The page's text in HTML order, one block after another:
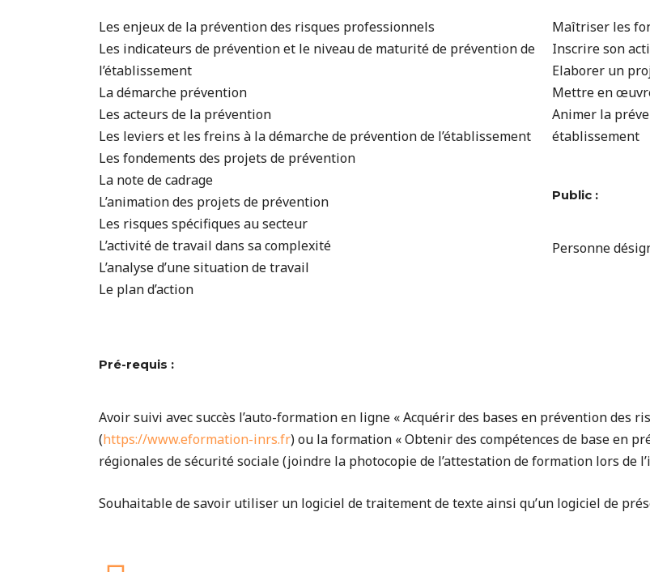
Les enjeux de la prévention des risques professionnels
Les indicateurs de prévention et le niveau de maturité de prévention de
l’établissement
La démarche prévention
Les acteurs de la prévention
Les leviers et les freins à la démarche de prévention de l’établissement
Les fondements des projets de prévention
La note de cadrage
L’animation des projets de prévention
Les risques spécifiques au secteur
L’activité de travail dans sa complexité
L’analyse d’une situation de travail
Le plan d’action
Maîtriser les
Inscrire son
Elaborer un
Mettre en
Animer la
établissement
Public :
Personne
Pré-requis :
Avoir suivi avec succès l’auto-formation en ligne « Acquérir des bases en prévention des
(https://www.eformation-inrs.fr) ou la formation « Obtenir des compétences de base en
régionales de sécurité sociale (joindre la photocopie de l’attestation de formation lors de
Souhaitable de savoir utiliser un logiciel de traitement de texte ainsi qu’un logiciel de